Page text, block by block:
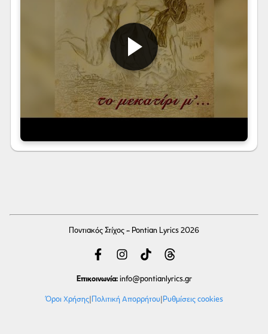
Ποντιακός Στίχος - Pontian Lyrics 2026
Επικοινωνία: info@pontianlyrics.gr
Όροι Χρήσης| Πολιτική Απορρήτου| Ρυθμίσεις cookies